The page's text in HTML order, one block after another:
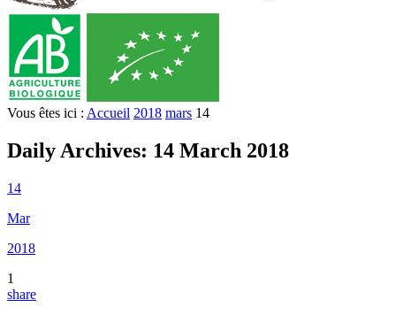
Vous êtes ici : Accueil 2018 mars 14
Daily Archives: 14 March 2018
14
Mar
2018
1
share